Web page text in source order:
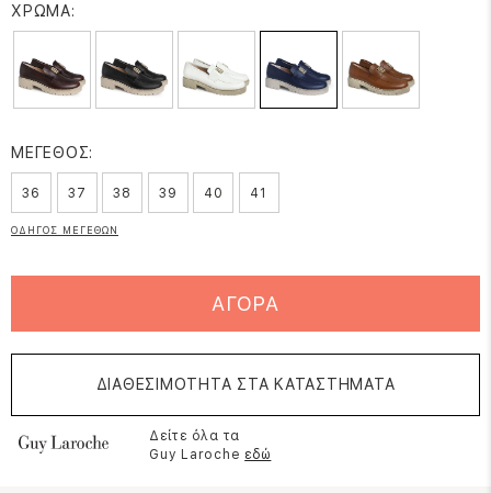
ΧΡΩΜΑ:
ΜΕΓΕΘΟΣ:
36 37 38 39 40 41
ΟΔΗΓΟΣ ΜΕΓΕΘΩΝ
ΑΓΟΡΑ
ΔΙΑΘΕΣΙΜΟΤΗΤΑ ΣΤΑ ΚΑΤΑΣΤΗΜΑΤΑ
Δείτε όλα τα
Guy Laroche εδώ